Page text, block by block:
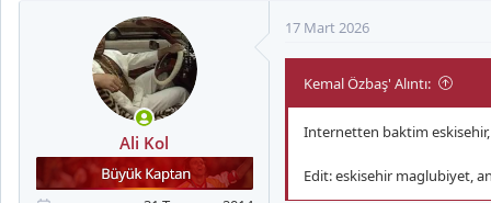
k
l
e
r
Ali Kol
17 Mart 2026
Kemal Özbaş' Alıntı:
Internetten baktim
Edit: eskisehir maglubiyet,